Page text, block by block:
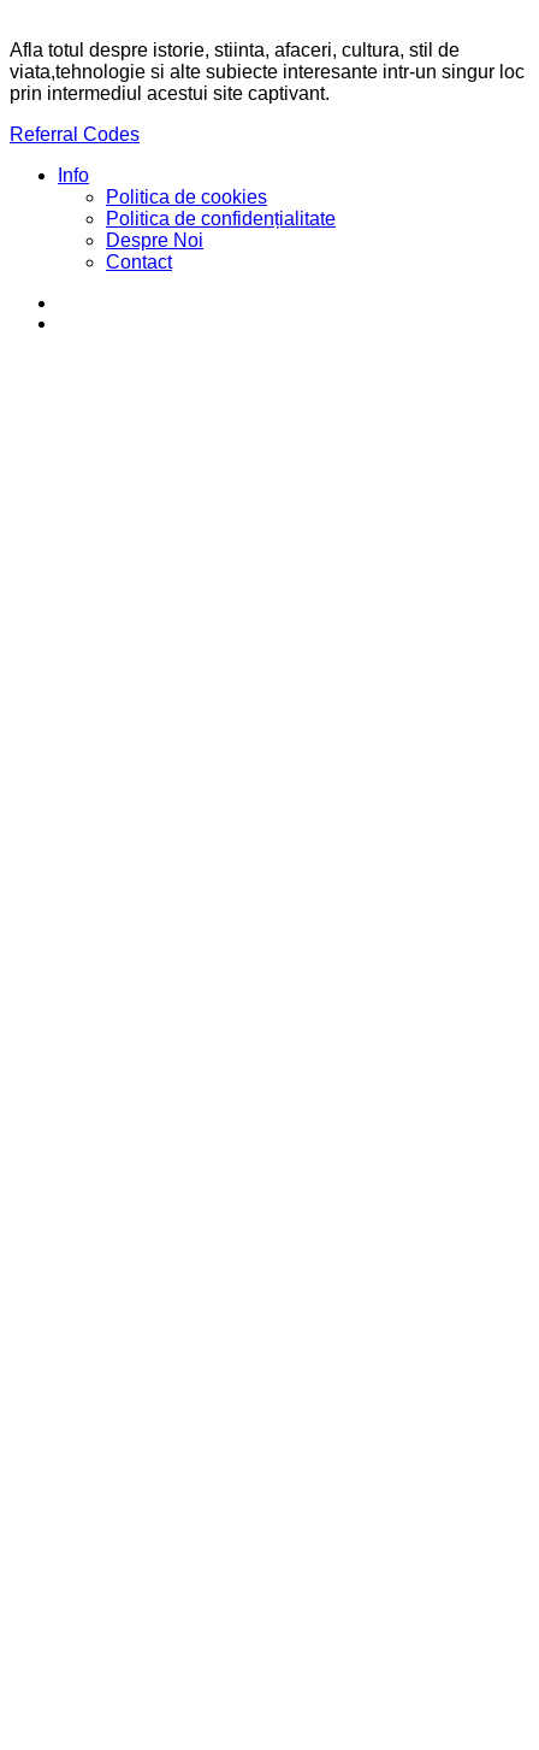
Afla totul despre istorie, stiinta, afaceri, cultura, stil de
viata,tehnologie si alte subiecte interesante intr-un singur loc
prin intermediul acestui site captivant.
Referral Codes
Info
Politica de cookies
Politica de confidențialitate
Despre Noi
Contact